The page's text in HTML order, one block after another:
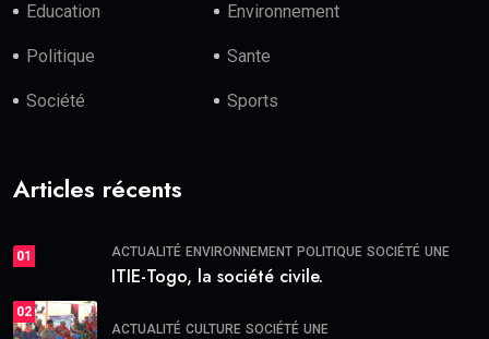
Education Environnement
Politique Sante
Société Sports
Articles récents
01 ACTUALITÉ ENVIRONNEMENT POLITIQUE SOCIÉTÉ UNE
ITIE-Togo, la société civile.
02
ACTUALITÉ CULTURE SOCIÉTÉ UNE